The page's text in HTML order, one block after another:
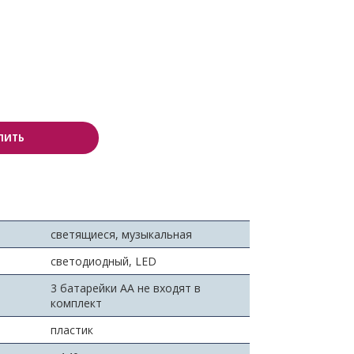
светящиеся, музыкальная
светодиодный, LED
3 батарейки АА не входят в
комплект
пластик